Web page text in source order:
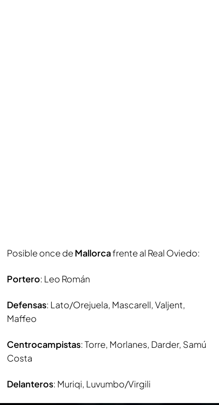
Posible once de Mallorcafrente al Real Oviedo:
Portero: Leo Román
Defensas: Lato/Orejuela, Mascarell, Valjent,
Maffeo
Centrocampistas: Torre, Morlanes, Darder, Samú
Costa
Delanteros: Muriqi, Luvumbo/Virgili